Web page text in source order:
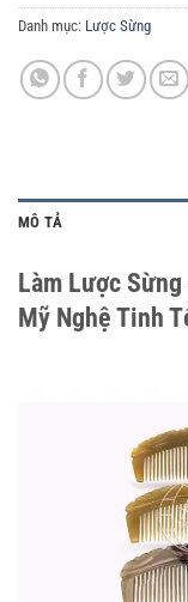
Danh mục: Lược Sừng
MÔ TẢ
Làm Lược
Mỹ Nghệ Tinh